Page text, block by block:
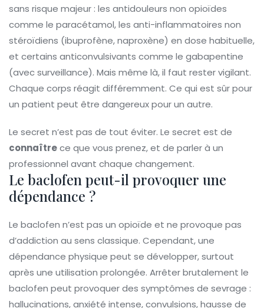
sans risque majeur : les antidouleurs non opioïdes
comme le paracétamol, les anti-inflammatoires non
stéroïdiens (ibuprofène, naproxène) en dose habituelle,
et certains anticonvulsivants comme le gabapentine
(avec surveillance). Mais même là, il faut rester vigilant.
Chaque corps réagit différemment. Ce qui est sûr pour
un patient peut être dangereux pour un autre.
Le secret n’est pas de tout éviter. Le secret est de
connaîtrece que vous prenez, et de parler à un
professionnel avant chaque changement.
Le baclofen peut-il provoquer une
dépendance ?
Le baclofen n’est pas un opioïde et ne provoque pas
d’addiction au sens classique. Cependant, une
dépendance physique peut se développer, surtout
après une utilisation prolongée. Arrêter brutalement le
baclofen peut provoquer des symptômes de sevrage :
hallucinations, anxiété intense, convulsions, hausse de